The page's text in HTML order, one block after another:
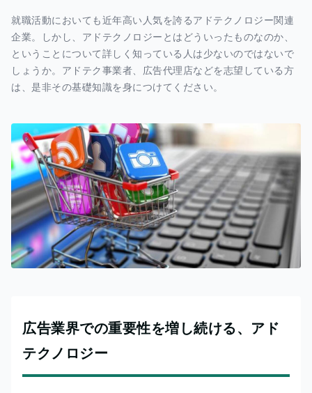
就職活動においても近年高い人気を誇るアドテクノロジー関連
企業。しかし、アドテクノロジーとはどういったものなのか、
ということについて詳しく知っている人は少ないのではないで
しょうか。アドテク事業者、広告代理店などを志望している方
は、是非その基礎知識を身につけてください。
広告業界での重要性を増し続ける、アド
テクノロジー